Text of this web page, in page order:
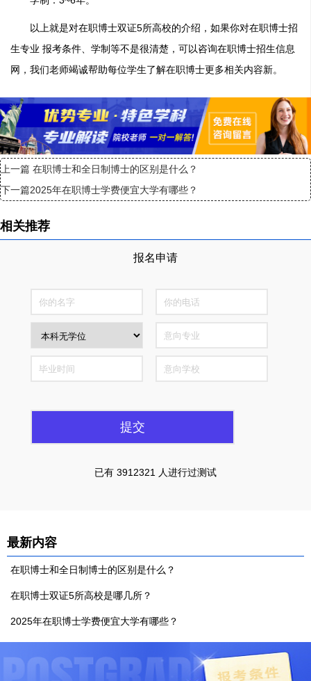
以上就是对在职博士双证5所高校的介绍，如果你对在职博士招
生专业 报考条件、学制等不是很清楚，可以咨询在职博士招生信息
网，我们老师竭诚帮助每位学生了解在职博士更多相关内容新。
上一篇 在职博士和全日制博士的区别是什么？
下一篇2025年在职博士学费便宜大学有哪些？
相关推荐
报名申请
全国仅300个名额
已有 3912321 人进行过测试
最新内容
在职博士和全日制博士的区别是什么？
在职博士双证5所高校是哪几所？
2025年在职博士学费便宜大学有哪些？